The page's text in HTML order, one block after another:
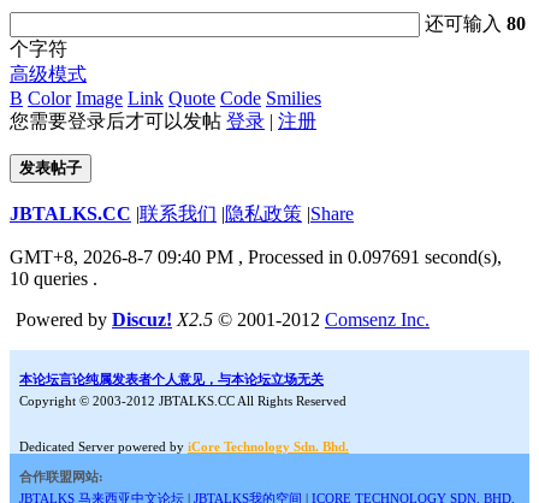
还可输入80
个字符
高级模式
B Color Image Link Quote Code Smilies
您需要登录后才可以发帖 登录 | 注册
发表帖子
JBTALKS.CC |联系我们 |隐私政策 |Share
GMT+8, 2026-8-7 09:40 PM , Processed in 0.097691 second(s),
10 queries .
Powered by Discuz! X2.5 © 2001-2012 Comsenz Inc.
本论坛言论纯属发表者个人意见，与本论坛立场无关
Copyright © 2003-2012 JBTALKS.CC All Rights Reserved
Dedicated Server powered by iCore Technology Sdn. Bhd.
合作联盟网站:
JBTALKS 马来西亚中文论坛 | JBTALKS我的空间 | ICORE TECHNOLOGY SDN. BHD.